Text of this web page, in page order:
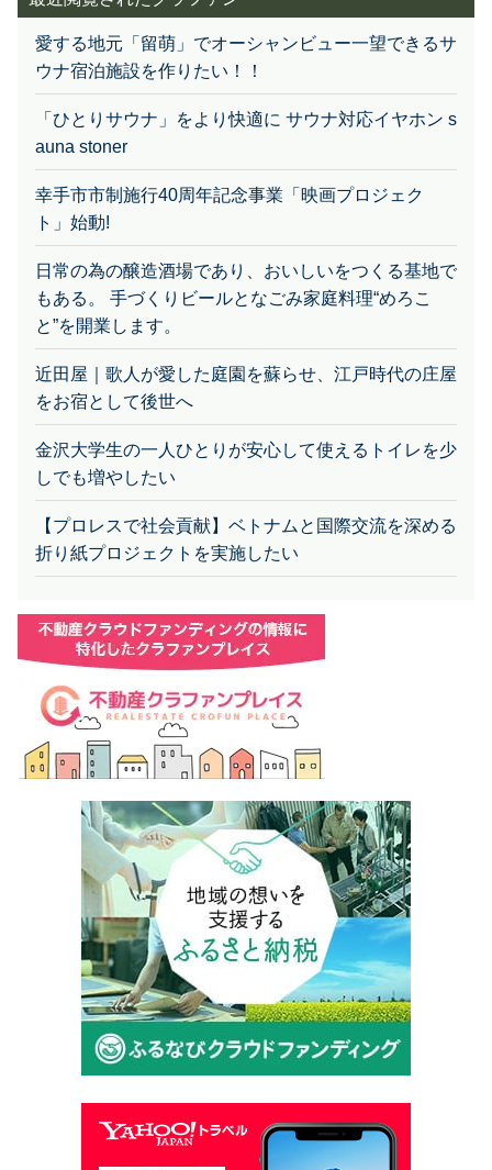
愛する地元「留萌」でオーシャンビュー一望できるサ
ウナ宿泊施設を作りたい！！
「ひとりサウナ」をより快適に サウナ対応イヤホン s
auna stoner
幸手市市制施行40周年記念事業「映画プロジェク
ト」始動!
日常の為の醸造酒場であり、おいしいをつくる基地で
もある。 手づくりビールとなごみ家庭料理“めろこ
と”を開業します。
近田屋｜歌人が愛した庭園を蘇らせ、江戸時代の庄屋
をお宿として後世へ
金沢大学生の一人ひとりが安心して使えるトイレを少
しでも増やしたい
【プロレスで社会貢献】ベトナムと国際交流を深める
折り紙プロジェクトを実施したい